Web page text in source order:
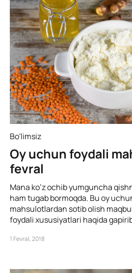
Bo'limsiz
Oy uchun foydali
fevral
Mana ko’z ochib yumguncha
ham tugab bormoqda. Bu oy
mahsulotlardan sotib olish
foydali xususiyatlari haqida
1 Fevral, 2018